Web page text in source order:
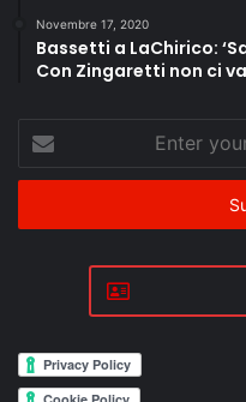
Novembre 17, 2020
Bassetti a LaChirico:
Con Zingaretti non ci
Enter
your
Email